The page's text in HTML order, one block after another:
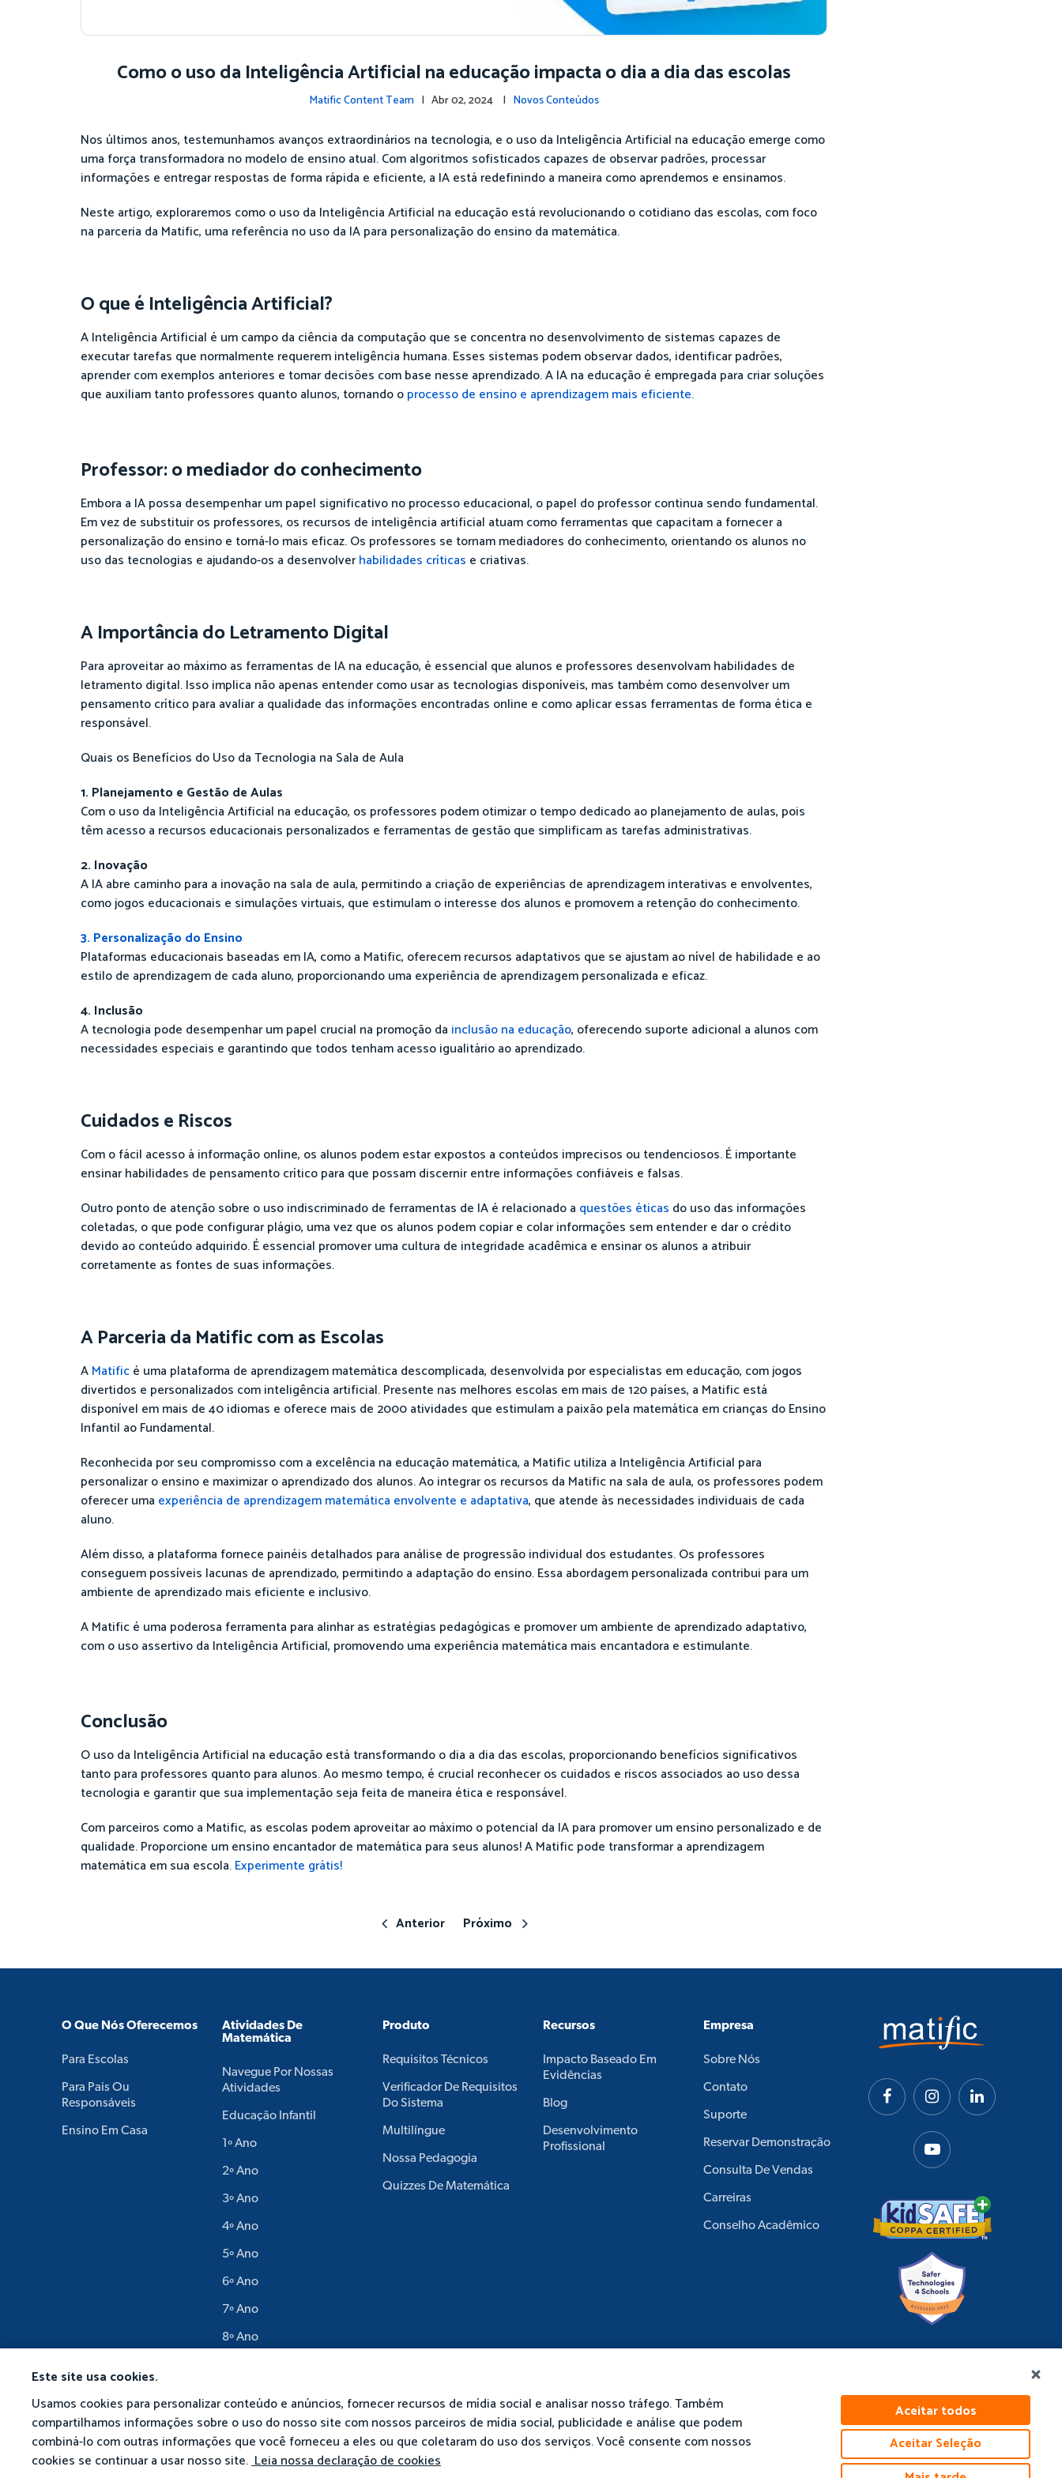
Este site usa cookies.
Usamos cookies para personalizar conteúdo e anúncios, fornecer recursos de mídia social e analisar nosso tráfego. Também
compartilhamos informações sobre o uso do nosso site com nossos parceiros de mídia social, publicidade e análise que podem
combiná-lo com outras informações que você forneceu a eles ou que coletaram do uso dos serviços. Você consente com nossos
cookies se continuar a usar nosso site.Leia nossa declaração de cookies
Aceitar todos
Aceitar Seleção
Como o uso da Inteligência Artificial na educação impacta o dia a dia das escolas
Matific Content Team | Abr 02, 2024 | Novos Conteúdos
Nos últimos anos, testemunhamos avanços extraordinários na tecnologia, e o uso da Inteligência Artificial na educação emerge como
uma força transformadora no modelo de ensino atual. Com algoritmos sofisticados capazes de observar padrões, processar
informações e entregar respostas de forma rápida e eficiente, a IA está redefinindo a maneira como aprendemos e ensinamos.
Neste artigo, exploraremos como o uso da Inteligência Artificial na educação está revolucionando o cotidiano das escolas, com foco
na parceria da Matific, uma referência no uso da IA para personalização do ensino da matemática.
O que é Inteligência Artificial?
A Inteligência Artificial é um campo da ciência da computação que se concentra no desenvolvimento de sistemas capazes de
executar tarefas que normalmente requerem inteligência humana. Esses sistemas podem observar dados, identificar padrões,
aprender com exemplos anteriores e tomar decisões com base nesse aprendizado. A IA na educação é empregada para criar soluções
que auxiliam tanto professores quanto alunos, tornando oprocesso de ensino e aprendizagem mais eficiente.
Professor: o mediador do conhecimento
Embora a IA possa desempenhar um papel significativo no processo educacional, o papel do professor continua sendo fundamental.
Em vez de substituir os professores, os recursos de inteligência artificial atuam como ferramentas que capacitam a fornecer a
personalização do ensino e torná-lo mais eficaz. Os professores se tornam mediadores do conhecimento, orientando os alunos no
uso das tecnologias e ajudando-os a desenvolverhabilidades críticas e criativas.
A Importância do Letramento Digital
Para aproveitar ao máximo as ferramentas de IA na educação, é essencial que alunos e professores desenvolvam habilidades de
letramento digital. Isso implica não apenas entender como usar as tecnologias disponíveis, mas também como desenvolver um
pensamento crítico para avaliar a qualidade das informações encontradas online e como aplicar essas ferramentas de forma ética e
responsável.
Quais os Benefícios do Uso da Tecnologia na Sala de Aula
1. Planejamento e Gestão de Aulas
Com o uso da Inteligência Artificial na educação, os professores podem otimizar o tempo dedicado ao planejamento de aulas, pois
têm acesso a recursos educacionais personalizados e ferramentas de gestão que simplificam as tarefas administrativas.
2. Inovação
A IA abre caminho para a inovação na sala de aula, permitindo a criação de experiências de aprendizagem interativas e envolventes,
como jogos educacionais e simulações virtuais, que estimulam o interesse dos alunos e promovem a retenção do conhecimento.
3. Personalização do Ensino
Plataformas educacionais baseadas em IA, como a Matific, oferecem recursos adaptativos que se ajustam ao nível de habilidade e ao
estilo de aprendizagem de cada aluno, proporcionando uma experiência de aprendizagem personalizada e eficaz.
4. Inclusão
A tecnologia pode desempenhar um papel crucial na promoção da inclusão na educação, oferecendo suporte adicional a alunos com
necessidades especiais e garantindo que todos tenham acesso igualitário ao aprendizado.
Cuidados e Riscos
Com o fácil acesso à informação online, os alunos podem estar expostos a conteúdos imprecisos ou tendenciosos. É importante
ensinar habilidades de pensamento crítico para que possam discernir entre informações confiáveis e falsas.
Outro ponto de atenção sobre o uso indiscriminado de ferramentas de IA é relacionado a questões éticas do uso das informações
coletadas, o que pode configurar plágio, uma vez que os alunos podem copiar e colar informações sem entender e dar o crédito
devido ao conteúdo adquirido. É essencial promover uma cultura de integridade acadêmica e ensinar os alunos a atribuir
corretamente as fontes de suas informações.
A Parceria da Matific com as Escolas
AMatificé uma plataforma de aprendizagem matemática descomplicada, desenvolvida por especialistas em educação, com jogos
divertidos e personalizados com inteligência artificial. Presente nas melhores escolas em mais de 120 países, a Matific está
disponível em mais de 40 idiomas e oferece mais de 2000 atividades que estimulam a paixão pela matemática em crianças do Ensino
Infantil ao Fundamental.
Reconhecida por seu compromisso com a excelência na educação matemática, a Matific utiliza a Inteligência Artificial para
personalizar o ensino e maximizar o aprendizado dos alunos. Ao integrar os recursos da Matific na sala de aula, os professores podem
oferecer uma experiência de aprendizagem matemática envolvente e adaptativa, que atende às necessidades individuais de cada
aluno.
Além disso, a plataforma fornece painéis detalhados para análise de progressão individual dos estudantes. Os professores
conseguem possíveis lacunas de aprendizado, permitindo a adaptação do ensino. Essa abordagem personalizada contribui para um
ambiente de aprendizado mais eficiente e inclusivo.
A Matific é uma poderosa ferramenta para alinhar as estratégias pedagógicas e promover um ambiente de aprendizado adaptativo,
com o uso assertivo da Inteligência Artificial, promovendo uma experiência matemática mais encantadora e estimulante.
Conclusão
O uso da Inteligência Artificial na educação está transformando o dia a dia das escolas, proporcionando benefícios significativos
tanto para professores quanto para alunos. Ao mesmo tempo, é crucial reconhecer os cuidados e riscos associados ao uso dessa
tecnologia e garantir que sua implementação seja feita de maneira ética e responsável.
Com parceiros como a Matific, as escolas podem aproveitar ao máximo o potencial da IA para promover um ensino personalizado e de
qualidade. Proporcione um ensino encantador de matemática para seus alunos! A Matific pode transformar a aprendizagem
matemática em sua escola.Experimente grátis!
Anterior Próximo
O Que Nós Oferecemos
Para Escolas
Para Pais Ou
Responsáveis
Ensino Em Casa
Atividades De
Matemática
Navegue Por Nossas
Atividades
Educação Infantil
1º Ano
2º Ano
3º Ano
4º Ano
5º Ano
6º Ano
7º Ano
8º Ano
Produto
Requisitos Técnicos
Verificador De Requisitos
Do Sistema
Multilíngue
Nossa Pedagogia
Quizzes De Matemática
Recursos
Impacto Baseado Em
Evidências
Blog
Desenvolvimento
Profissional
Empresa
Sobre Nós
Contato
Suporte
Reservar Demonstração
Consulta De Vendas
Carreiras
Conselho Acadêmico
© 2026 Matific. Todos os Direitos Reservados.